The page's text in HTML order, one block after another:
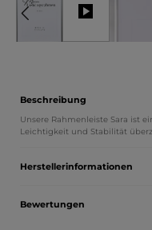
Beschreibung
Unsere Rahmenleiste Sara ist
Leichtigkeit und Stabilität
Herstellerinformationen
Bewertungen